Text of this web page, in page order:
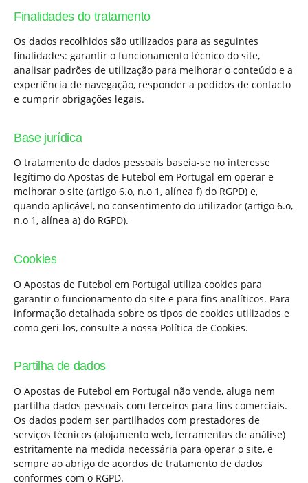
Finalidades do tratamento
Os dados recolhidos são utilizados para as seguintes
finalidades: garantir o funcionamento técnico do site,
analisar padrões de utilização para melhorar o conteúdo e a
experiência de navegação, responder a pedidos de contacto
e cumprir obrigações legais.
Base jurídica
O tratamento de dados pessoais baseia-se no interesse
legítimo do Apostas de Futebol em Portugal em operar e
melhorar o site (artigo 6.o, n.o 1, alínea f) do RGPD) e,
quando aplicável, no consentimento do utilizador (artigo 6.o,
n.o 1, alínea a) do RGPD).
Cookies
O Apostas de Futebol em Portugal utiliza cookies para
garantir o funcionamento do site e para fins analíticos. Para
informação detalhada sobre os tipos de cookies utilizados e
como geri-los, consulte a nossa Política de Cookies.
Partilha de dados
O Apostas de Futebol em Portugal não vende, aluga nem
partilha dados pessoais com terceiros para fins comerciais.
Os dados podem ser partilhados com prestadores de
serviços técnicos (alojamento web, ferramentas de análise)
estritamente na medida necessária para operar o site, e
sempre ao abrigo de acordos de tratamento de dados
conformes com o RGPD.